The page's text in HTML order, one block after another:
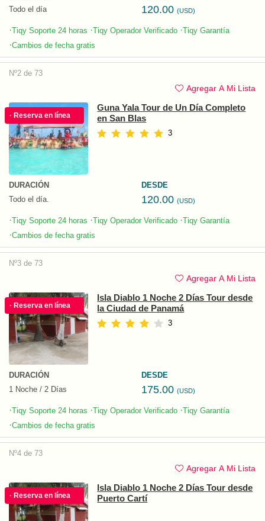
Todo el día
120.00 (USD)
·Tiqy Soporte 24 horas ·Tiqy Operador Verificado ·Tiqy Garantía
·Cambios de fecha gratis
Nº2 de 73
Agregar A Mi Lista
· Reserva en línea
Guna Yala Tour de Un Día Completo
en San Blas
3
DURACIÓN
Todo el día.
DESDE
120.00 (USD)
·Tiqy Soporte 24 horas ·Tiqy Operador Verificado ·Tiqy Garantía
·Cambios de fecha gratis
Nº3 de 73
Agregar A Mi Lista
· Reserva en línea
Isla Diablo 1 Noche 2 Días Tour desde
la Ciudad de Panamá
3
DURACIÓN
1 Noche / 2 Días
DESDE
175.00 (USD)
·Tiqy Soporte 24 horas ·Tiqy Operador Verificado ·Tiqy Garantía
·Cambios de fecha gratis
Nº4 de 73
Agregar A Mi Lista
· Reserva en línea
Isla Diablo 1 Noche 2 Días Tour desde
Puerto Cartí